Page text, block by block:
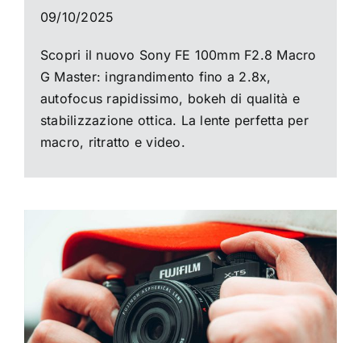
09/10/2025
Scopri il nuovo Sony FE 100mm F2.8 Macro
G Master: ingrandimento fino a 2.8x,
autofocus rapidissimo, bokeh di qualità e
stabilizzazione ottica. La lente perfetta per
macro, ritratto e video.